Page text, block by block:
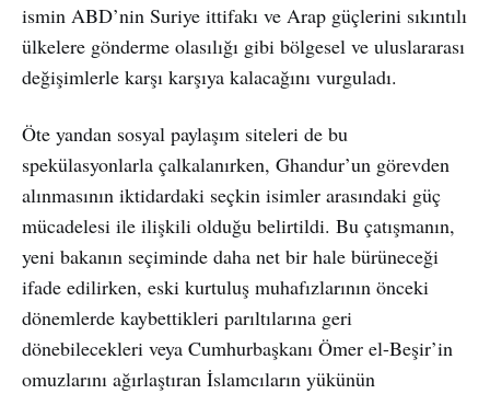
ismin ABD’nin Suriye ittifakı ve Arap güçlerini sıkıntılı
ülkelere gönderme olasılığı gibi bölgesel ve uluslararası
değişimlerle karşı karşıya kalacağını vurguladı.
Öte yandan sosyal paylaşım siteleri de bu
spekülasyonlarla çalkalanırken, Ghandur’un görevden
alınmasının iktidardaki seçkin isimler arasındaki güç
mücadelesi ile ilişkili olduğu belirtildi. Bu çatışmanın,
yeni bakanın seçiminde daha net bir hale bürüneceği
ifade edilirken, eski kurtuluş muhafızlarının önceki
dönemlerde kaybettikleri parıltılarına geri
dönebilecekleri veya Cumhurbaşkanı Ömer el-Beşir’in
omuzlarını ağırlaştıran İslamcıların yükünün